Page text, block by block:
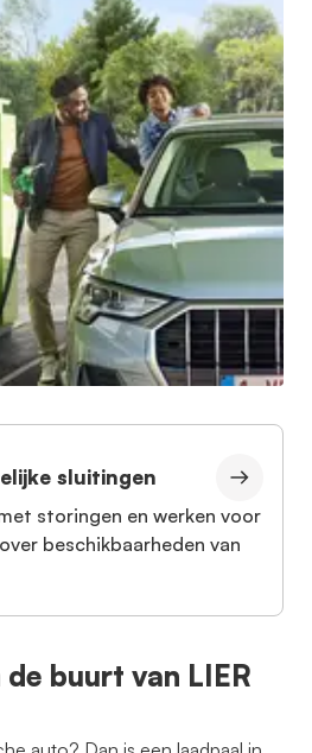
sluitingen
storingen en werken voor
beschikbaarheden van
buurt van LIER